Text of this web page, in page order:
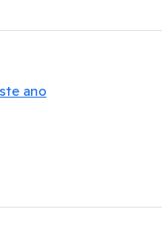
ano